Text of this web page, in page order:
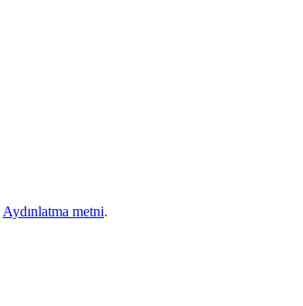
Aydınlatma metni.